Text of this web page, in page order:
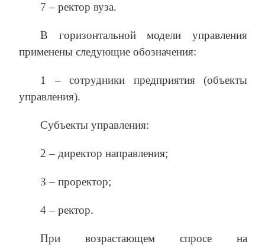
7 – ректор вуза.
В горизонтальной модели управления
применены следующие обозначения:
1 – сотрудники предприятия (объекты
управления).
Субъекты управления:
2 – директор направления;
3 – проректор;
4 – ректор.
При возрастающем спросе на